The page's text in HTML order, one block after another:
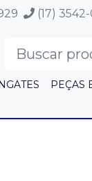
(17)
PEÇAS